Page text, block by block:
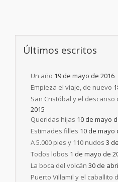
Últimos escritos
Un año 19 de mayo de 2016
Empieza el viaje, de nuevo
San Cristóbal y el descanso
2015
Queridas hijas 10 de mayo
Estimades filles 10 de mayo
A 5.000 pies y 110 nudos 3
Todos lobos 1 de mayo de
La boca del volcán 30 de
Puerto Villamil y el caballito